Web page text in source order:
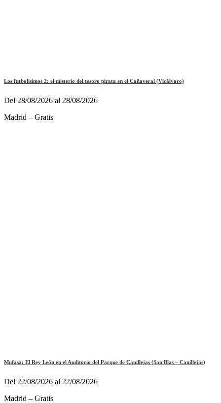
Los futbolísimos 2: el misterio del tesoro pirata en el Cañaveral (Vicálvaro)
Del 28/08/2026 al 28/08/2026
Madrid – Gratis
Mufasa: El Rey León en el Auditorio del Parque de Canillejas (San Blas – Canillejas)
Del 22/08/2026 al 22/08/2026
Madrid – Gratis